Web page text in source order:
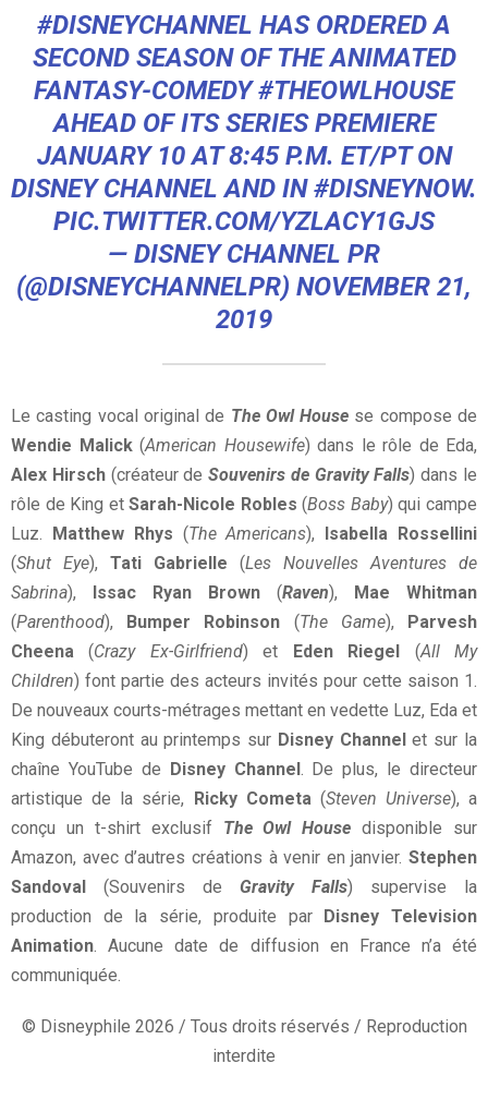
#DISNEYCHANNEL HAS ORDERED A
SECOND SEASON OF THE ANIMATED
FANTASY-COMEDY#THEOWLHOUSE
AHEAD OF ITS SERIES PREMIERE
JANUARY 10 AT 8:45 P.M. ET/PT ON
DISNEY CHANNEL AND IN#DISNEYNOW.
PIC.TWITTER.COM/YZLACY1GJS
— DISNEY CHANNEL PR
(@DISNEYCHANNELPR) NOVEMBER 21,
2019
Le casting vocal original de The Owl House se compose de
Wendie Malick(American Housewife) dans le rôle de Eda,
Alex Hirsch(créateur deSouvenirs de Gravity Falls) dans le
rôle de King etSarah-Nicole Robles (Boss Baby) qui campe
Luz. Matthew Rhys (The Americans), Isabella Rossellini
(Shut Eye), Tati Gabrielle (Les Nouvelles Aventures de
Sabrina), Issac Ryan Brown (Raven), Mae Whitman
(Parenthood), Bumper Robinson (The Game), Parvesh
Cheena (Crazy Ex-Girlfriend) et Eden Riegel (All My
Children) font partie des acteurs invités pour cette saison 1.
De nouveaux courts-métrages mettant en vedette Luz, Eda et
King débuteront au printemps sur Disney Channelet sur la
chaîne YouTube de Disney Channel. De plus, le directeur
artistique de la série, Ricky Cometa (Steven Universe), a
conçu un t-shirt exclusif The Owl House disponible sur
Amazon, avec d’autres créations à venir en janvier. Stephen
Sandoval (Souvenirs de Gravity Falls) supervise la
production de la série, produite par Disney Television
Animation . Aucune date de diffusion en France n’a été
communiquée.
© Disneyphile 2026 / Tous droits réservés / Reproduction
interdite